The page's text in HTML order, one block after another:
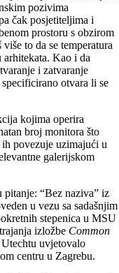
pozivima
čak posjetiteljima i
prostoru s obzirom
to da se temperatura
Kao i da
i zatvaranje
otvara li se
kojima operira
broj monitora što
povezuje uzimajući u
galerijskom
pitanje: “Bez naziva” iz
u vezu sa sadašnjim
stepenica u MSU
izložbe Common
uvjetovalo
centru u Zagrebu.